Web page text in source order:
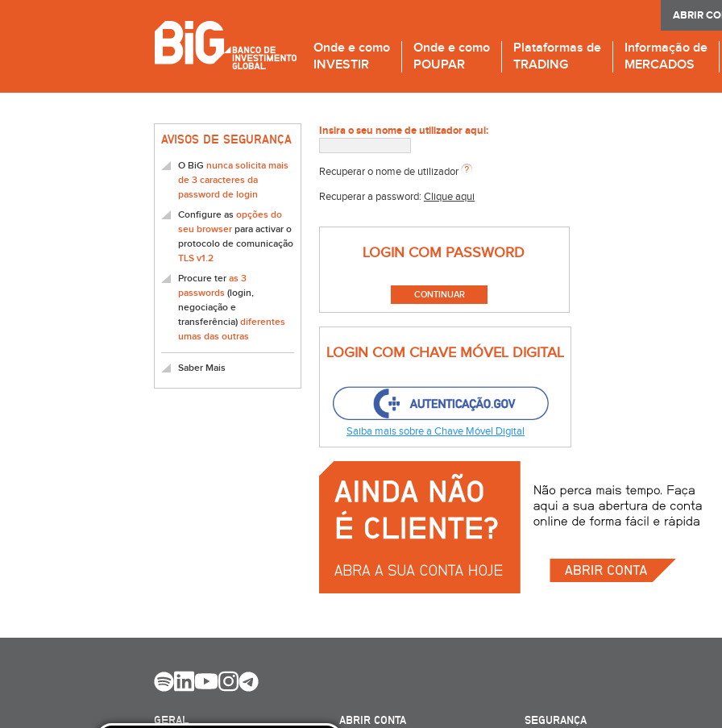
ABRIR
Onde e como
INVESTIR
Onde e como
POUPAR
Plataformas de
TRADING
Informação de
MERCADOS
AVISOS DE SEGURANÇA
O BiG nunca solicita mais
de 3 caracteres da
password de login
Configure as opções do
seu browser para activar o
protocolo de comunicação
TLS v1.2
Procure ter as 3
passwords (login,
negociação e
transferência) diferentes
umas das outras
Saber Mais
Insira o seu nome de utilizador aqui:
Recuperar o nome de utilizador
Recuperar a password: Clique aqui
LOGIN COM PASSWORD
LOGIN COM CHAVE MÓVEL DIGITAL
Saiba mais sobre a Chave Móvel Digital
GERAL
ABRIR CONTA
SEGURANÇA